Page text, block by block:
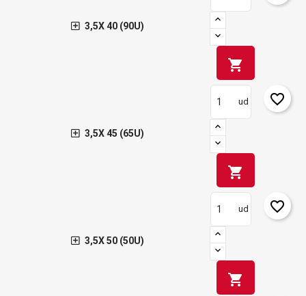
3,5X 40 (90U)
shopping_cart
3,5X 45 (65U)
ud
shopping_cart
favorite_border
3,5X 50 (50U)
ud
shopping_cart
favorite_border